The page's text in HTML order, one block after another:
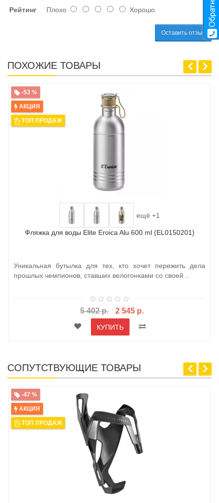
Рейтинг Плохо Хорошо
Оставить отзыв
ПОХОЖИЕ ТОВАРЫ
-53 %
АКЦИЯ
ТОП ПРОДАЖ
ещё +1
Фляжка для воды Elite Eroica Alu 600 ml (EL0150201)
Уникальная бутылка для тех, кто хочет пережить дела
прошлых чемпионов, ставших велогонками со своей ..
5 402 р. 2 545 р.
КУПИТЬ
СОПУТСТВУЮЩИЕ ТОВАРЫ
-47 %
АКЦИЯ
ТОП ПРОДАЖ